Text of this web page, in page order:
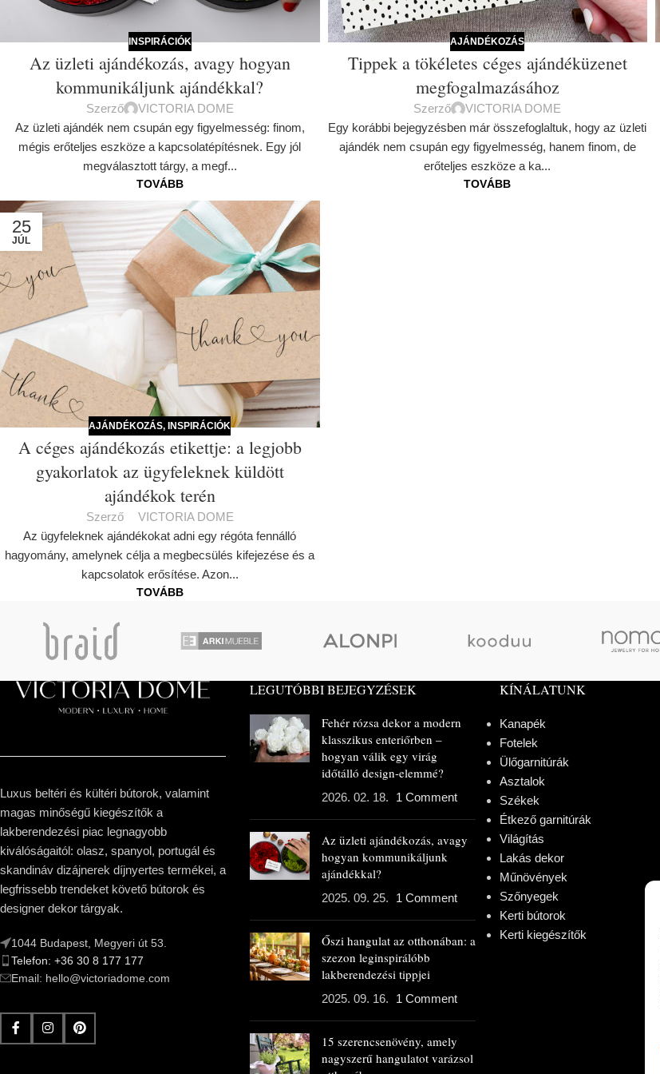
INSPIRÁCIÓK
Az üzleti ajándékozás, avagy hogyan
kommunikáljunk ajándékkal?
Szerző
VICTORIA DOME
Az üzleti ajándék nem csupán egy figyelmesség: finom,
mégis erőteljes eszköze a kapcsolatépítésnek. Egy jól
megválasztott tárgy, a megf...
TOVÁBB
AJÁNDÉKOZÁS
Tippek a tökéletes céges ajándéküzenet
megfogalmazásához
Szerző
VICTORIA DOME
Egy korábbi bejegyzésben már összefoglaltuk, hogy az üzleti
ajándék nem csupán egy figyelmesség, hanem finom, de
erőteljes eszköze a ka...
TOVÁBB
25
JÚL
AJÁNDÉKOZÁS, INSPIRÁCIÓK
A céges ajándékozás etikettje: a legjobb
gyakorlatok az ügyfeleknek küldött
ajándékok terén
Szerző
VICTORIA DOME
Az ügyfeleknek ajándékokat adni egy régóta fennálló
hagyomány, amelynek célja a megbecsülés kifejezése és a
kapcsolatok erősítése. Azon...
TOVÁBB
Luxus beltéri és kültéri bútorok, valamint
magas minőségű kiegészítők a
lakberendezési piac legnagyobb
kiválóságaitól: olasz, spanyol, portugál és
skandináv dizájnerek díjnyertes termékei, a
legfrissebb trendeket követő bútorok és
designer dekor tárgyak.
1044 Budapest, Megyeri út 53.
Telefon: +36 30 8 177 177
Email: hello@victoriadome.com
LEGUTÓBBI BEJEGYZÉSEK
Fehér rózsa dekor a modern
klasszikus enteriőrben –
hogyan válik egy virág
időtálló design-elemmé?
2026. 02. 18. 1 Comment
Az üzleti ajándékozás, avagy
hogyan kommunikáljunk
ajándékkal?
2025. 09. 25. 1 Comment
Őszi hangulat az otthonában: a
szezon leginspirálóbb
lakberendezési tippjei
2025. 09. 16. 1 Comment
15 szerencsenövény, amely
nagyszerű hangulatot varázsol
KÍNÁLATUNK
Kanapék
Fotelek
Ülőgarnitúrák
Asztalok
Székek
Étkező garnitúrák
Világítás
Lakás dekor
Műnövények
Szőnyegek
Kerti bútorok
Kerti kiegészítők